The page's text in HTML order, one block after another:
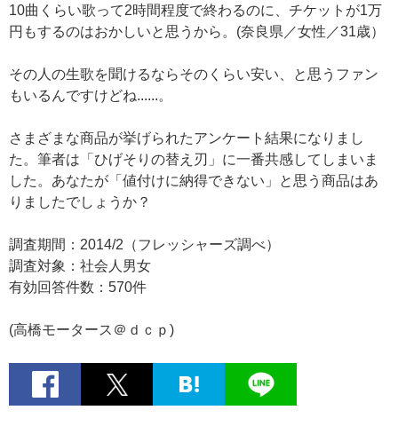
10曲くらい歌って2時間程度で終わるのに、チケットが1万
円もするのはおかしいと思うから。(奈良県／女性／31歳）
その人の生歌を聞けるならそのくらい安い、と思うファン
もいるんですけどね......。
さまざまな商品が挙げられたアンケート結果になりまし
た。筆者は「ひげそりの替え刃」に一番共感してしまいま
した。あなたが「値付けに納得できない」と思う商品はあ
りましたでしょうか？
調査期間：2014/2（フレッシャーズ調べ）
調査対象：社会人男女
有効回答件数：570件
(高橋モータース＠ｄｃｐ)